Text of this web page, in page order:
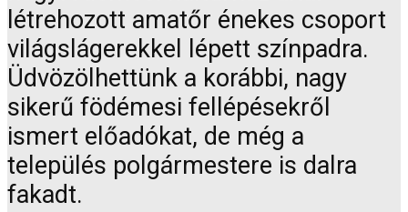
létrehozott amatőr énekes csoport
világslágerekkel lépett színpadra.
Üdvözölhettünk a korábbi, nagy
sikerű födémesi fellépésekről
ismert előadókat, de még a
település polgármestere is dalra
fakadt.